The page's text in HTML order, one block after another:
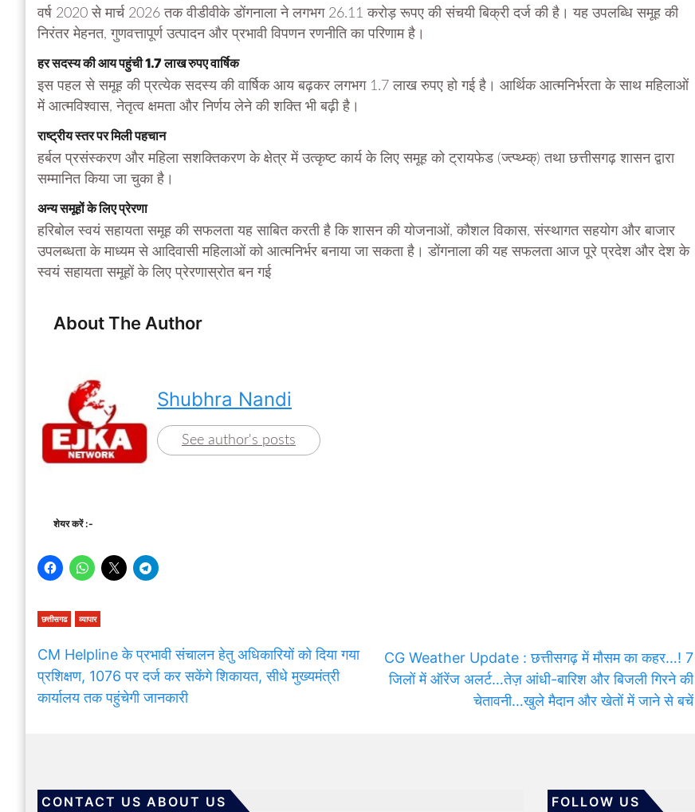
वर्ष 2020 से मार्च 2026 तक वीडीवीके डोंगनाला ने लगभग 26.11 करोड़ रूपए की संचयी बिक्री दर्ज की है। यह उपलब्धि समूह की
निरंतर मेहनत, गुणवत्तापूर्ण उत्पादन और प्रभावी विपणन रणनीति का परिणाम है।
हर सदस्य की आय पहुंची 1.7 लाख रुपए वार्षिक
इस पहल से समूह की प्रत्येक सदस्य की वार्षिक आय बढ़कर लगभग 1.7 लाख रुपए हो गई है। आर्थिक आत्मनिर्भरता के साथ महिलाओं
में आत्मविश्वास, नेतृत्व क्षमता और निर्णय लेने की शक्ति भी बढ़ी है।
राष्ट्रीय स्तर पर मिली पहचान
हर्बल प्रसंस्करण और महिला सशक्तिकरण के क्षेत्र में उत्कृष्ट कार्य के लिए समूह को ट्रायफेड (ज्त्प्थ्म्क्) तथा छत्तीसगढ़ शासन द्वारा
सम्मानित किया जा चुका है।
अन्य समूहों के लिए प्रेरणा
हरिबोल स्वयं सहायता समूह की सफलता यह साबित करती है कि शासन की योजनाओं, कौशल विकास, संस्थागत सहयोग और बाजार
उपलब्धता के माध्यम से आदिवासी महिलाओं को आत्मनिर्भर बनाया जा सकता है। डोंगनाला की यह सफलता आज पूरे प्रदेश और देश के
स्वयं सहायता समूहों के लिए प्रेरणास्रोत बन गई
About The Author
Shubhra Nandi
See author's posts
शेयर करें :-
छत्तीसगढ व्यापार
CM Helpline के प्रभावी संचालन हेतु अधिकारियों को दिया गया
प्रशिक्षण, 1076 पर दर्ज कर सकेंगे शिकायत, सीधे मुख्यमंत्री
कार्यालय तक पहुंचेगी जानकारी
CG Weather Update : छत्तीसगढ़ में मौसम का कहर…! 7
जिलों में ऑरेंज अलर्ट…तेज़ आंधी-बारिश और बिजली गिरने की
चेतावनी…खुले मैदान और खेतों में जाने से बचें
CONTACT US ABOUT US FOLLOW US